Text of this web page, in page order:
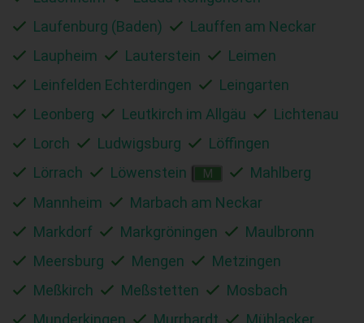
Laufenburg (Baden)
Lauffen am Neckar
Laupheim
Lauterstein
Leimen
Leinfelden Echterdingen
Leingarten
Leonberg
Leutkirch im Allgäu
Lichtenau
Lorch
Ludwigsburg
Löffingen
Lörrach
Löwenstein M
Mahlberg
Mannheim
Marbach am Neckar
Markdorf
Markgröningen
Maulbronn
Meersburg
Mengen
Metzingen
Meßkirch
Meßstetten
Mosbach
Munderkingen
Murrhardt
Mühlacker